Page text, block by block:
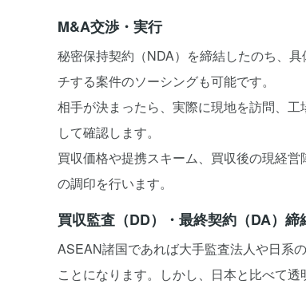
M&A交渉・実行
秘密保持契約（NDA）を締結したのち、
チする案件のソーシングも可能です。
相手が決まったら、実際に現地を訪問、
して確認します。
買収価格や提携スキーム、買収後の現経
の調印を行います。
買収監査（DD）・最終契約（DA）締
ASEAN諸国であれば大手監査法人や日系
ことになります。しかし、日本と比べて